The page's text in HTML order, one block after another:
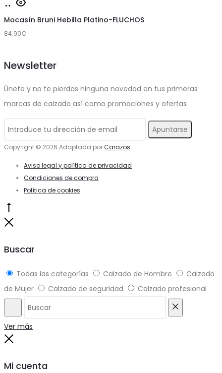
página
de
opciones
se
pueden
en
página
producto
Seleccionar
opciones
Las
opciones
se
elegir
en
página
de
Mocasín Bruni Hebilla Platino-FLUCHOS
84.90€
Newsletter
Únete y no te pierdas ninguna novedad en tus primeras
marcas de calzado así como promociones y ofertas
Copyright © 2026 Adaptada porCarazos
Aviso legal y política de privacidad
Condiciones de compra
Política de cookies
Buscar
Todas las categorías Calzado de Hombre
Calzado
de Mujer
Calzado de seguridad Calzado profesional
Buscar
Ver más
Mi cuenta